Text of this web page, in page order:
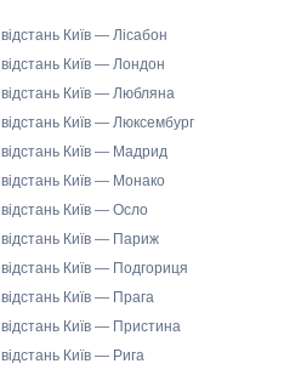
відстань Київ — Лісабон
відстань Київ — Лондон
відстань Київ — Любляна
відстань Київ — Люксембург
відстань Київ — Мадрид
відстань Київ — Монако
відстань Київ — Осло
відстань Київ — Париж
відстань Київ — Подгориця
відстань Київ — Прага
відстань Київ — Пристина
відстань Київ — Рига